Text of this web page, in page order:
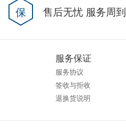
保 售后无忧 服务周到
服务保证
服务协议
签收与拒收
退换货说明